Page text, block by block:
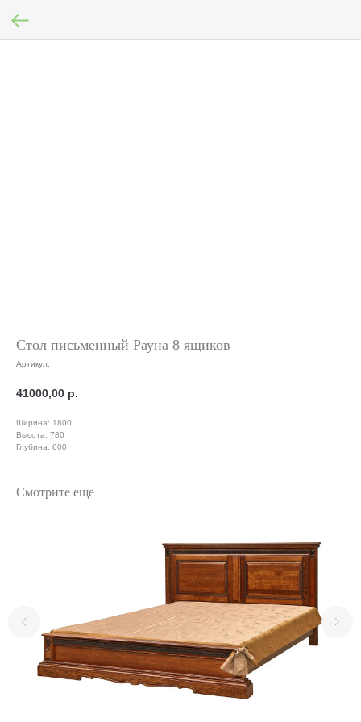
Стол письменный Рауна 8 ящиков
Артикул:
41000,00 р.
Ширина: 1800
Высота: 780
Глубина: 600
Смотрите еще